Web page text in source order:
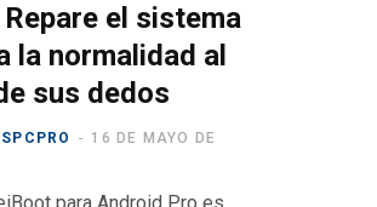
)
el sistema
la normalidad al
sus dedos
16 DE MAYO DE